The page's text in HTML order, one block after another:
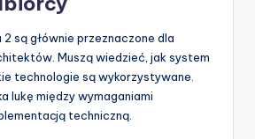
2 są głównie przeznaczone dla
Muszą wiedzieć, jak system
technologie są wykorzystywane.
lukę między wymaganiami
techniczną.